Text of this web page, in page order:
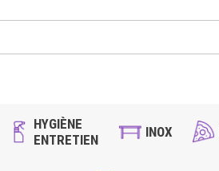
HYGIÈNE
ENTRETIEN
INOX